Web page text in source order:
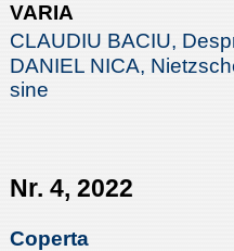
VARIA
CLAUDIU BACIU,
DANIEL NICA,
sine
Nr. 4, 2022
Coperta